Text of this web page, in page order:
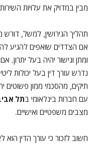
מבין במדויק את עלויות
תהליך הגירושין, למשל, דורש
אם הצדדים שואפים להגיע
ומתן וגישור יהיה בעל יתרון.
נדרש עורך דין בעל יכולות
תיקים, מהסכמי ממון פשוטים
עם חברות בינלאומי בתל
מצבים משפטיים ואישיים.
חשוב לזכור כי עורך הדין